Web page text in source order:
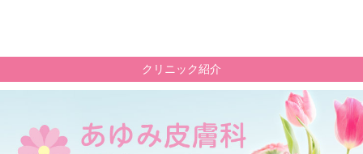
クリニック紹介